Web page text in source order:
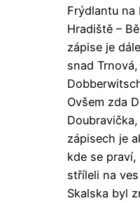
Frýdlantu na
Hradiště –
zápise je
snad
Ovšem zda
zápisech je
kde se
stříleli na
Skalska byl